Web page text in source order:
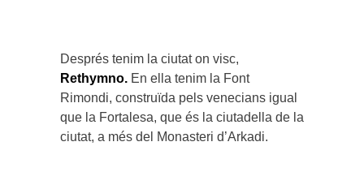
Després tenim la ciutat on visc,
Rethymno. En ella tenim la Font
Rimondi, construïda pels venecians igual
que la Fortalesa, que és la ciutadella de la
ciutat, a més del Monasteri d’Arkadi.